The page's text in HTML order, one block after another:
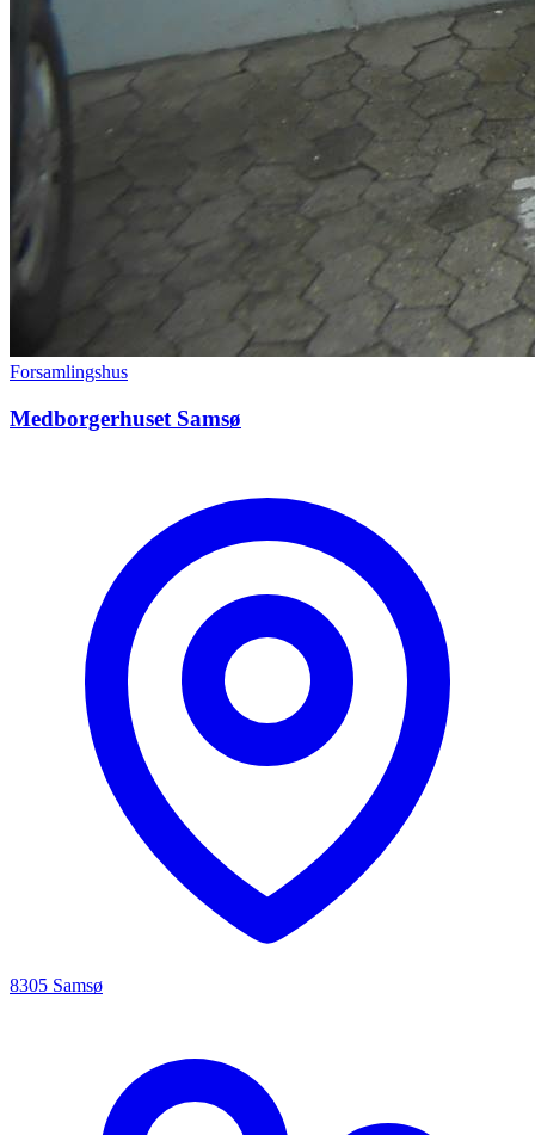
Forsamlingshus
Medborgerhuset Samsø
8305 Samsø